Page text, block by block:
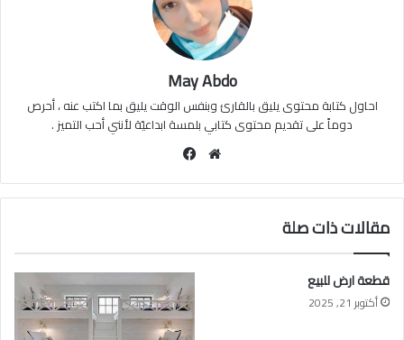
May Abdo
احاول كتابة محتوى يليق بالقارئ وبنفس الوقت يليق بما اكتب عنه ، أحرص
دوماً على تقديم محتوى كتابي بلمسة ابداعيّة لأنني أحب التميز .
موقع
مقالات ذات صلة
قطعة ارض للبيع
أكتوبر 21, 2025